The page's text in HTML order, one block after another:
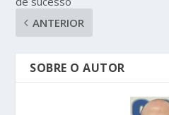
ANTERIOR
SOBRE O AUTOR